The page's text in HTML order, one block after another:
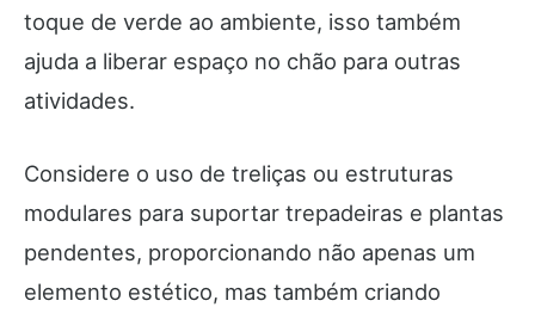
toque de verde ao ambiente, isso também
ajuda a liberar espaço no chão para outras
atividades.
Considere o uso de treliças ou estruturas
modulares para suportar trepadeiras e plantas
pendentes, proporcionando não apenas um
elemento estético, mas também criando